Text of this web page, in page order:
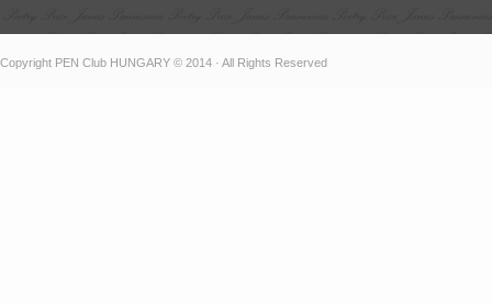
Copyright PEN Club HUNGARY © 2014 · All Rights Reserved